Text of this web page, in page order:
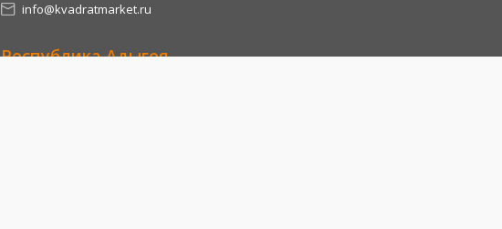
info@kvadratmarket.ru
Республика Адыгея